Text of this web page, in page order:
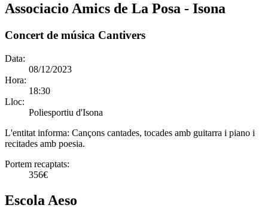
Associacio Amics de La Posa - Isona
Concert de música Cantivers
Data:
08/12/2023
Hora:
18:30
Lloc:
Poliesportiu d'Isona
L'entitat informa: Cançons cantades, tocades amb guitarra i piano i
recitades amb poesia.
Portem recaptats:
356€
Escola Aeso